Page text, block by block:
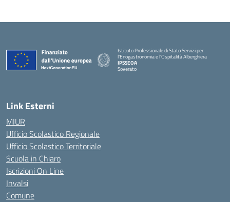
Istituto Professionale di Stato Servizi per
l'Enogastronomia e l'Ospitalità Alberghiera
IPSSEOA
Soverato
Link Esterni
MIUR
Ufficio Scolastico Regionale
Ufficio Scolastico Territoriale
Scuola in Chiaro
Iscrizioni On Line
Invalsi
Comune